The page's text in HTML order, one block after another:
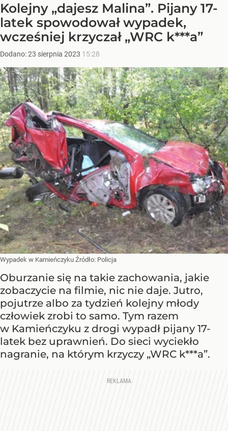
Kolejny „dajesz Malina”. Pijany 17-
latek spowodował wypadek,
wcześniej krzyczał „WRC k***a”
Dodano:23 sierpnia 2023 15:28
Wypadek w Kamieńczyku Źródło: Policja
Oburzanie się na takie zachowania, jakie
zobaczycie na filmie, nic nie daje. Jutro,
pojutrze albo za tydzień kolejny młody
człowiek zrobi to samo. Tym razem
w Kamieńczyku z drogi wypadł pijany 17-
latek bez uprawnień. Do sieci wyciekło
nagranie, na którym krzyczy „WRC k***a”.